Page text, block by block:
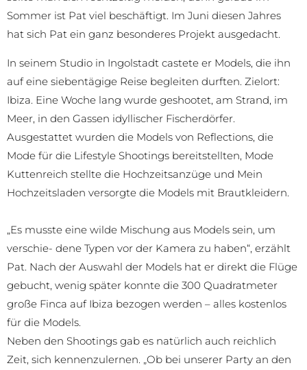
Sommer ist Pat viel beschäftigt. Im Juni diesen Jahres
hat sich Pat ein ganz besonderes Projekt ausgedacht.
In seinem Studio in Ingolstadt castete er Models, die ihn
auf eine siebentägige Reise begleiten durften. Zielort:
Ibiza. Eine Woche lang wurde geshootet, am Strand, im
Meer, in den Gassen idyllischer Fischerdörfer.
Ausgestattet wurden die Models von Reflections, die
Mode für die Lifestyle Shootings bereitstellten, Mode
Kuttenreich stellte die Hochzeitsanzüge und Mein
Hochzeitsladen versorgte die Models mit Brautkleidern.
„Es musste eine wilde Mischung aus Models sein, um
verschie- dene Typen vor der Kamera zu haben“, erzählt
Pat. Nach der Auswahl der Models hat er direkt die Flüge
gebucht, wenig später konnte die 300 Quadratmeter
große Finca auf Ibiza bezogen werden – alles kostenlos
für die Models.
Neben den Shootings gab es natürlich auch reichlich
Zeit, sich kennenzulernen. „Ob bei unserer Party an den